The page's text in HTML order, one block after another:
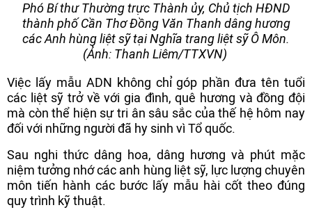
Phó Bí thư Thường trực Thành ủy, Chủ tịch HĐND
thành phố Cần Thơ Đồng Văn Thanh dâng hương
các Anh hùng liệt sỹ tại Nghĩa trang liệt sỹ Ô Môn.
(Ảnh: Thanh Liêm/TTXVN)
Việc lấy mẫu ADN không chỉ góp phần đưa tên tuổi
các liệt sỹ trở về với gia đình, quê hương và đồng đội
mà còn thể hiện sự tri ân sâu sắc của thế hệ hôm nay
đối với những người đã hy sinh vì Tổ quốc.
Sau nghi thức dâng hoa, dâng hương và phút mặc
niệm tưởng nhớ các anh hùng liệt sỹ, lực lượng chuyên
môn tiến hành các bước lấy mẫu hài cốt theo đúng
quy trình kỹ thuật.